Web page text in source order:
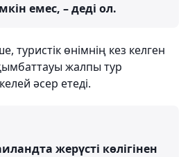
емес, – деді ол.
туристік өнімнің кез келген
жалпы тур
әсер етеді.
жерүсті көлігінен